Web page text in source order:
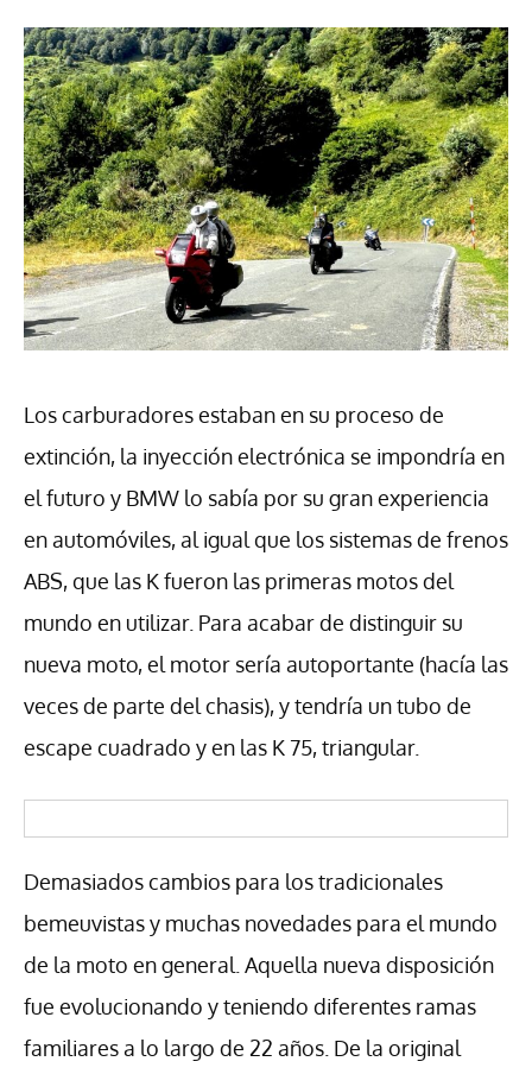
Los carburadores estaban en su proceso de
extinción, la inyección electrónica se impondría en
el futuro y BMW lo sabía por su gran experiencia
en automóviles, al igual que los sistemas de frenos
ABS, que las K fueron las primeras motos del
mundo en utilizar. Para acabar de distinguir su
nueva moto, el motor sería autoportante (hacía las
veces de parte del chasis), y tendría un tubo de
escape cuadrado y en las K 75, triangular.
Demasiados cambios para los tradicionales
bemeuvistas y muchas novedades para el mundo
de la moto en general. Aquella nueva disposición
fue evolucionando y teniendo diferentes ramas
familiares a lo largo de 22 años. De la original